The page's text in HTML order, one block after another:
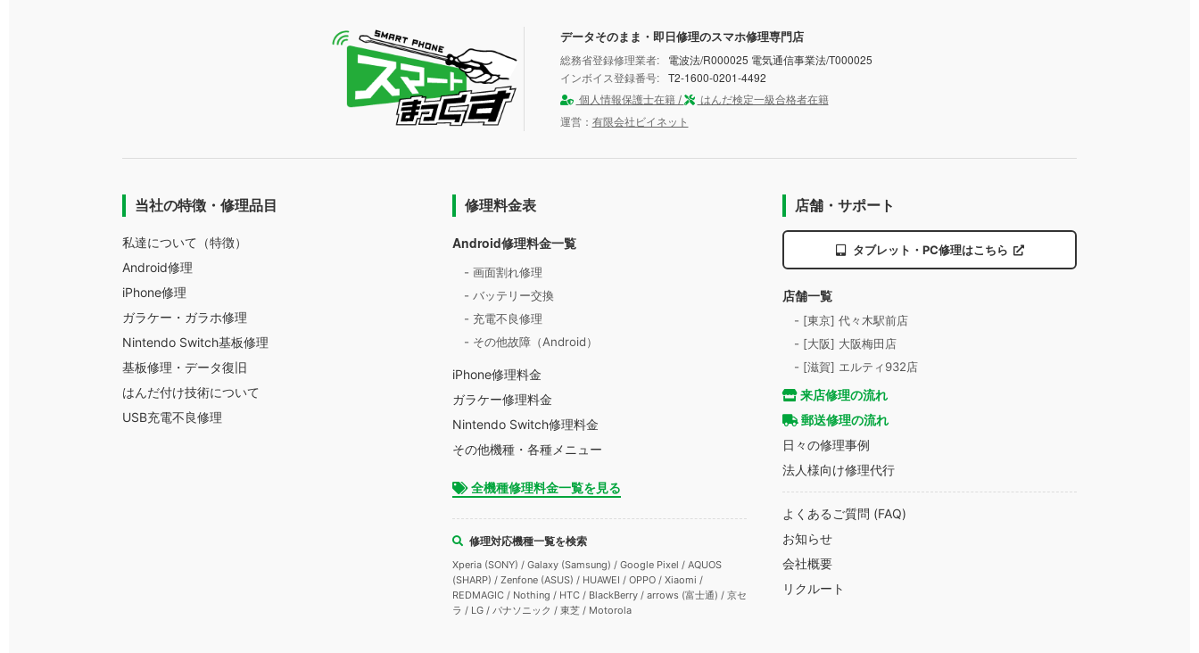
データそのまま・即日修理のスマホ修理専門店
総務省登録修理業者:
電波法/R000025 電気通信事業法/T000025
インボイス登録番号:
T2-1600-0201-4492
個人情報保護士在籍 /
はんだ検定一級合格者在籍
運営： 有限会社ビイネット
当社の特徴・修理品目
私達について（特徴）
Android修理
iPhone修理
ガラケー・ガラホ修理
Nintendo Switch基板修理
基板修理・データ復旧
はんだ付け技術について
USB充電不良修理
修理料金表
Android修理料金一覧
- 画面割れ修理
- バッテリー交換
- 充電不良修理
- その他故障（Android）
iPhone修理料金
ガラケー修理料金
Nintendo Switch修理料金
その他機種・各種メニュー
全機種修理料金一覧を見る
修理対応機種一覧を検索
Xperia (SONY) / Galaxy (Samsung) / Google Pixel / AQUOS
(SHARP) / Zenfone (ASUS) / HUAWEI / OPPO / Xiaomi /
REDMAGIC / Nothing / HTC / BlackBerry / arrows (富士通) / 京セ
ラ / LG / パナソニック / 東芝 / Motorola
店舗・サポート
タブレット・PC修理はこちら
店舗一覧
- [東京] 代々木駅前店
- [大阪] 大阪梅田店
- [滋賀] エルティ932店
来店修理の流れ
郵送修理の流れ
日々の修理事例
法人様向け修理代行
よくあるご質問 (FAQ)
お知らせ
会社概要
リクルート